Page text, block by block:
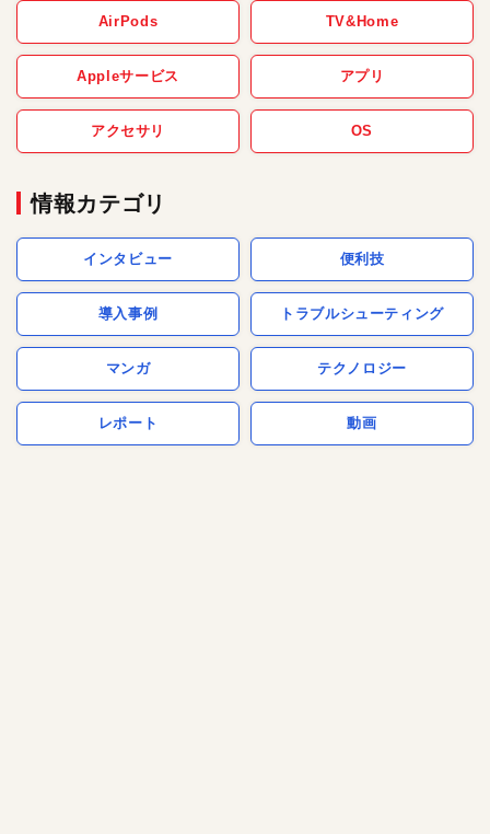
AirPods TV&Home
Appleサービス アプリ
アクセサリ OS
情報カテゴリ
インタビュー 便利技
導入事例 トラブルシューティング
マンガ テクノロジー
レポート 動画